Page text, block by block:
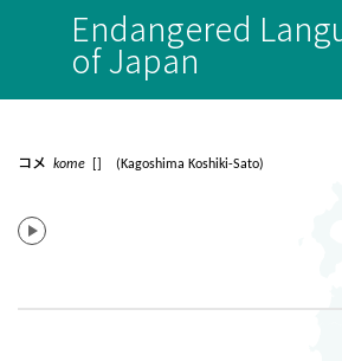
Endangered
of Japan
コメ kome [] (Kagoshima Koshiki-Sato)